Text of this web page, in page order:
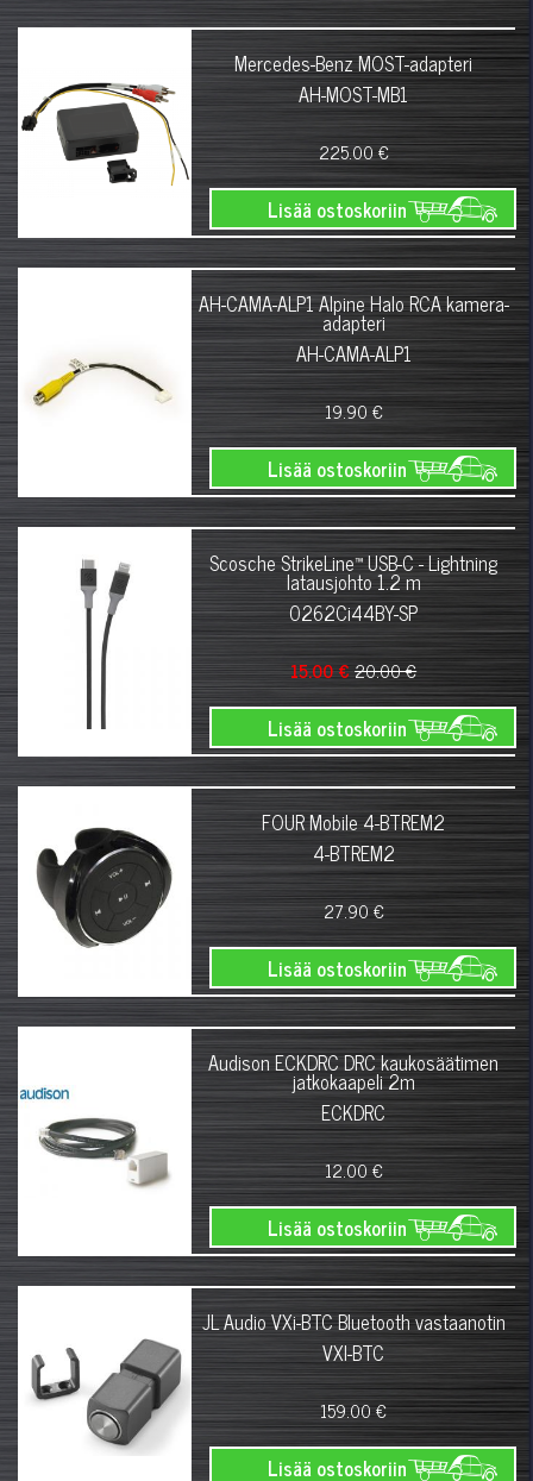
Mercedes-Benz MOST-adapteri
AH-MOST-MB1
225.00 €
Lisää ostoskoriin
AH-CAMA-ALP1 Alpine Halo RCA kamera-
adapteri
AH-CAMA-ALP1
19.90 €
Lisää ostoskoriin
Scosche StrikeLine™ USB-C - Lightning
latausjohto 1.2 m
0262Ci44BY-SP
15.00 €20.00 €
Lisää ostoskoriin
FOUR Mobile 4-BTREM2
4-BTREM2
27.90 €
Lisää ostoskoriin
Audison ECKDRC DRC kaukosäätimen
jatkokaapeli 2m
ECKDRC
12.00 €
Lisää ostoskoriin
JL Audio VXi-BTC Bluetooth vastaanotin
VXI-BTC
159.00 €
Lisää ostoskoriin